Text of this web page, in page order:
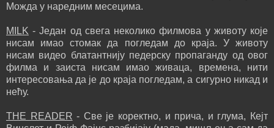
Можда у наредним месецима.
MILK - Један од свега неколико филмова у животу које
нисам имао стомак да погледам до краја. У животу
нисам видео блатантнију педерску пропаганду од овог
филма и заиста нисам имао живаца, времена, нити
интересовања да је до краја погледам, а сигурно никад и
нећу.
THE READER - Све је коректно, и прича, и глума, Кејт